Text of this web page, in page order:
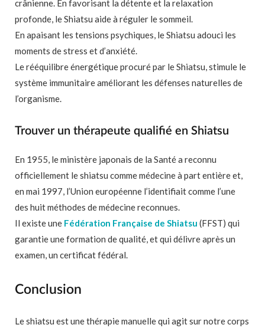
crânienne. En favorisant la détente et la relaxation
profonde, le Shiatsu aide à réguler le sommeil.
En apaisant les tensions psychiques, le Shiatsu adouci les
moments de stress et d’anxiété.
Le rééquilibre énergétique procuré par le Shiatsu, stimule le
système immunitaire améliorant les défenses naturelles de
l’organisme.
Trouver un thérapeute qualifié en Shiatsu
En 1955, le ministère japonais de la Santé a reconnu
officiellement le shiatsu comme médecine à part entière et,
en mai 1997, l’Union européenne l’identifiait comme l’une
des huit méthodes de médecine reconnues.
Il existe une Fédération Française de Shiatsu (FFST) qui
garantie une formation de qualité, et qui délivre après un
examen, un certificat fédéral.
Conclusion
Le shiatsu est une thérapie manuelle qui agit sur notre corps